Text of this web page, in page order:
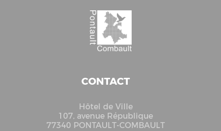
CONTACT
Hôtel de Ville
107, avenue République
77340 PONTAULT-COMBAULT